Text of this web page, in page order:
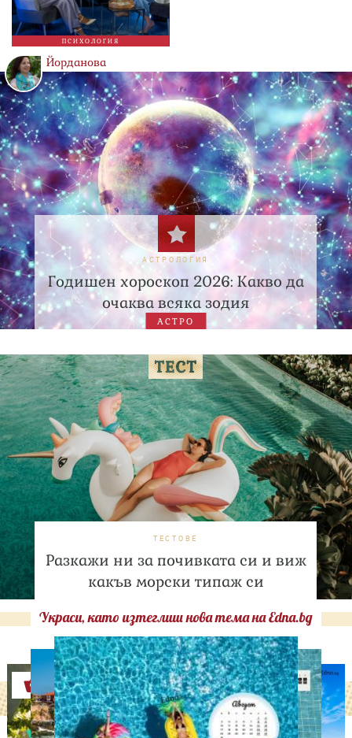
ПСИХОЛОГИЯ
Йорданова
АСТРОЛОГИЯ
Годишен хороскоп 2026: Какво да
очаква всяка зодия
АСТРО
ТЕСТОВЕ
Разкажи ни за почивката си и виж
какъв морски типаж си
Украси, като изтеглиш нова тема на Edna.bg
Оферти